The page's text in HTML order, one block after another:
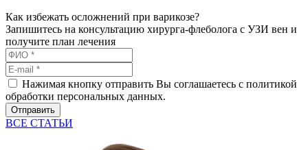
Как избежать осложнений при варикозе?
Запишитесь на консультацию хирурга-флеболога с УЗИ вен и
получите план лечения
Нажимая кнопку отправить Вы соглашаетесь с политикой
обработки персональных данных.
Отправить
ВСЕ СТАТЬИ